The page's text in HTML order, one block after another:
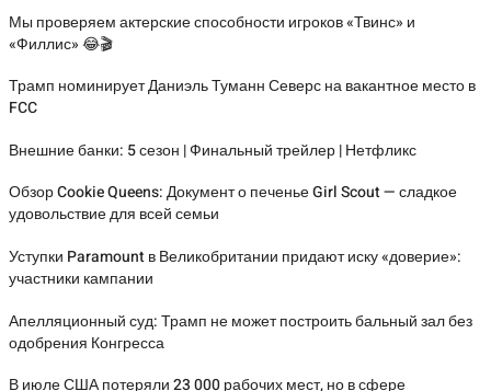
Мы проверяем актерские способности игроков «Твинс» и
«Филлис» 😂🎬
Трамп номинирует Даниэль Туманн Северс на вакантное место в
FCC
Внешние банки: 5 сезон | Финальный трейлер | Нетфликс
Обзор Cookie Queens: Документ о печенье Girl Scout — сладкое
удовольствие для всей семьи
Уступки Paramount в Великобритании придают иску «доверие»:
участники кампании
Апелляционный суд: Трамп не может построить бальный зал без
одобрения Конгресса
В июле США потеряли 23 000 рабочих мест, но в сфере